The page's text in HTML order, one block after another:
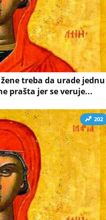
treba da urade jednu
prašta jer se veruje...
202